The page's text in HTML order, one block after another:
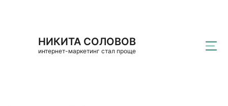
НИКИТА СОЛОВОВ
интернет-маркетинг стал проще